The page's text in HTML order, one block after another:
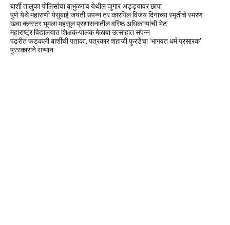
बार्शी तालुका पोलिसांचा बाभुळगाव येथील जुगार अड्ड्यावर छापा
पुणे येथे महाराणी येसुबाई जयंती संपन्न तर कारगिल विजय दिनाच्या स्मृतींचे स्मरण
खवा क्लस्टर भूमला महसूल प्रशासनातील वरिष्ठ अधिकाऱ्यांची भेट
महाराष्ट्र विद्यालयात शिक्षक-पालक मेळावा उत्साहात संपन्न
पंढरीत फडकली बार्शीची पताका, पत्रकार शहाजी फुरडेंचा 'भागवत धर्म प्रसारक'
पुरस्काराने सन्मान